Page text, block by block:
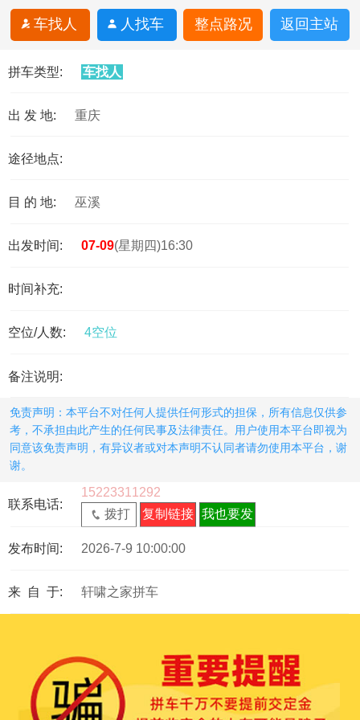
车找人 人找车 整点路况 返回主站
拼车类型: 车找人
出 发 地: 重庆
途径地点:
目 的 地: 巫溪
出发时间: 07-09(星期四)16:30
时间补充:
空位/人数: 4空位
备注说明:
免责声明：本平台不对任何人提供任何形式的担保，所有信息仅供参
考，不承担由此产生的任何民事及法律责任。用户使用本平台即视为
同意该免责声明，有异议者或对本声明不认同者请勿使用本平台，谢
谢。
联系电话:
15223311292
拨打
复制链接 我也要发
发布时间: 2026-7-9 10:00:00
来 自 于: 轩啸之家拼车